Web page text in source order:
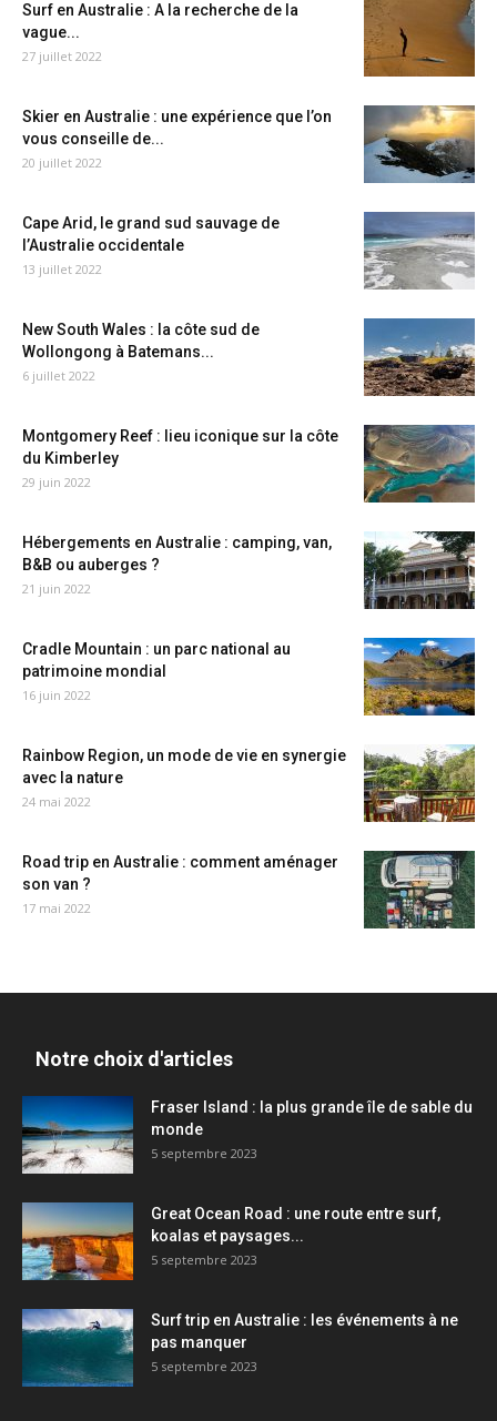
Surf en Australie : A la recherche de la
vague...
27 juillet 2022
Skier en Australie : une expérience que l’on
vous conseille de...
20 juillet 2022
Cape Arid, le grand sud sauvage de
l’Australie occidentale
13 juillet 2022
New South Wales : la côte sud de
Wollongong à Batemans...
6 juillet 2022
Montgomery Reef : lieu iconique sur la côte
du Kimberley
29 juin 2022
Hébergements en Australie : camping, van,
B&B ou auberges ?
21 juin 2022
Cradle Mountain : un parc national au
patrimoine mondial
16 juin 2022
Rainbow Region, un mode de vie en synergie
avec la nature
24 mai 2022
Road trip en Australie : comment aménager
son van ?
17 mai 2022
Notre choix d'articles
Fraser Island : la plus grande île de sable du
monde
5 septembre 2023
Great Ocean Road : une route entre surf,
koalas et paysages...
5 septembre 2023
Surf trip en Australie : les événements à ne
pas manquer
5 septembre 2023